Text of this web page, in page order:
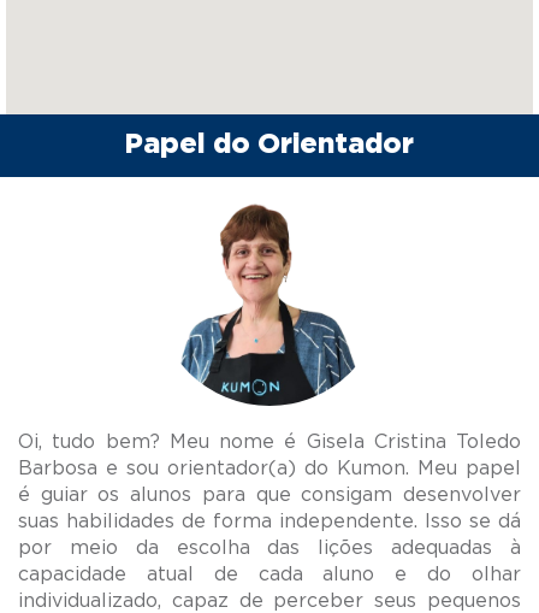
Papel do Orientador
Oi, tudo bem? Meu nome é Gisela Cristina Toledo
Barbosa e sou orientador(a) do Kumon. Meu papel
é guiar os alunos para que consigam desenvolver
suas habilidades de forma independente. Isso se dá
por meio da escolha das lições adequadas à
capacidade atual de cada aluno e do olhar
individualizado, capaz de perceber seus pequenos